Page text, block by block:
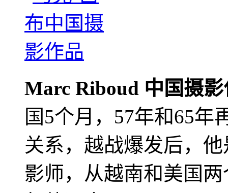
Marc Riboud 中国摄
国5个月，57年和65年
关系，越战爆发后，
影师，从越南和美国